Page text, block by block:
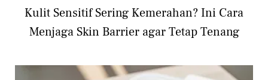
Kulit Sensitif Sering Kemerahan? Ini Cara
Menjaga Skin Barrier agar Tetap Tenang